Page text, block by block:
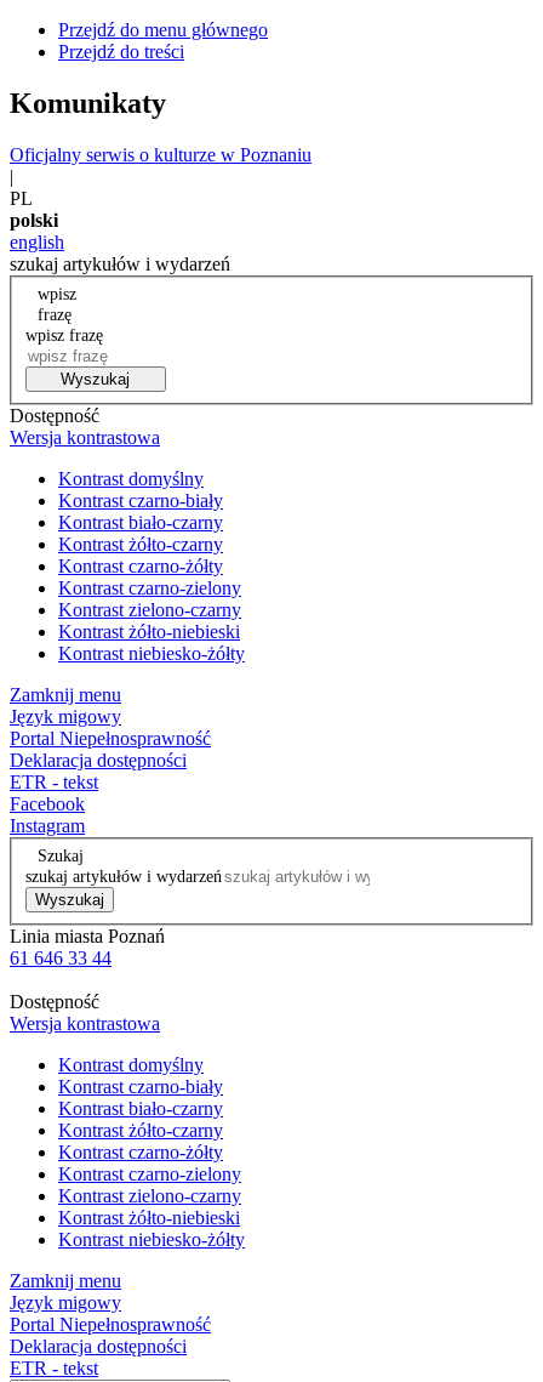
Przejdź do menu głównego
Przejdź do treści
Komunikaty
Oficjalny serwis o kulturze w Poznaniu
|
PL
polski
english
szukaj artykułów i wydarzeń
wpisz
frazę
wpisz frazę
Wyszukaj
Dostępność
Wersja kontrastowa
Kontrast domyślny
Kontrast czarno-biały
Kontrast biało-czarny
Kontrast żółto-czarny
Kontrast czarno-żółty
Kontrast czarno-zielony
Kontrast zielono-czarny
Kontrast żółto-niebieski
Kontrast niebiesko-żółty
Zamknij menu
Język migowy
Portal Niepełnosprawność
Deklaracja dostępności
ETR - tekst
Facebook
Instagram
Szukaj
szukaj artykułów i wydarzeń
Wyszukaj
Linia miasta Poznań
61 646 33 44
Dostępność
Wersja kontrastowa
Kontrast domyślny
Kontrast czarno-biały
Kontrast biało-czarny
Kontrast żółto-czarny
Kontrast czarno-żółty
Kontrast czarno-zielony
Kontrast zielono-czarny
Kontrast żółto-niebieski
Kontrast niebiesko-żółty
Zamknij menu
Język migowy
Portal Niepełnosprawność
Deklaracja dostępności
ETR - tekst